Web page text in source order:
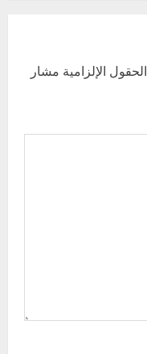
الحقول الإلزامية مشار